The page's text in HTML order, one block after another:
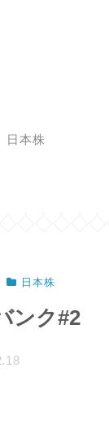
日本株
日本株
ンク#2